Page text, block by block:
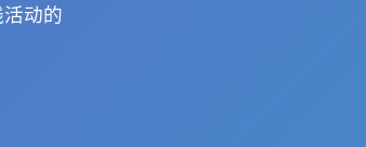
动的